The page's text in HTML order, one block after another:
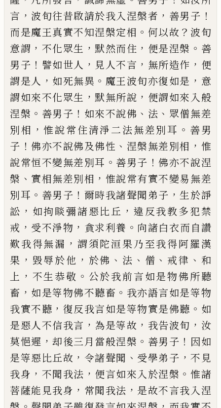
言 ， 波旬往昔啟請於我入涅槃者 ， 善男子 ！
而是魔王真實不知涅槃定相 。 何以故 ？ 波旬
意謂 ， 不化眾生 ，默然而住 ， 便是涅槃 。 善
男子 ！ 譬如世人 ， 見人不言 ， 無所造作 ， 便
謂是人 ， 如死無異 。 魔王波旬亦復如是 ， 意
謂如來不化眾生 ，默無所說 ， 便謂如來入般
涅槃 。 善男子 ！ 如來不說佛 、 法 、 眾僧無差
別相 ， 惟說常住清淨二法無差別耳 。 善男
子 ！佛亦不說佛及佛性 、 涅槃無差別相 ， 惟
說常恒不變無差別耳 。 善男子 ！佛亦不說涅
槃 、 實相無差別相 ， 惟說常有實不變易無差
別耳 。 善男子 ！ 爾時我諸聲聞弟子 ，生於諍
訟 ， 如拘睒彌諸惡比丘 ， 違反我教多犯禁
戒 ， 受不淨物 ， 貪求利養 。 向諸白衣而自讚
歎我得無漏 ， 謂須陀洹果乃至我得阿羅漢
果 ， 毀辱於他 ， 於佛 、 法 、 僧 、 戒律 、 和
上 ， 不生恭敬 。 公於我前言如是物佛所聽
畜 ， 如是等物佛不聽畜 。 我亦語言如是等物
我實不聽 ， 復反我言如是等物實是佛聽 。 如
是惡人不信我言 ， 為是等故 ， 我告波旬 ， 汝
莫悒遲 ，却後三月當般涅槃 。 善男子 ！ 因如
是等惡比丘故 ， 令諸聲聞 、 受學弟子 ，不見
我身 ， 不聞我法 ， 便言如來入於涅槃 。 惟諸
菩薩能見我身 ， 常聞我法 ， 是故不言我入涅